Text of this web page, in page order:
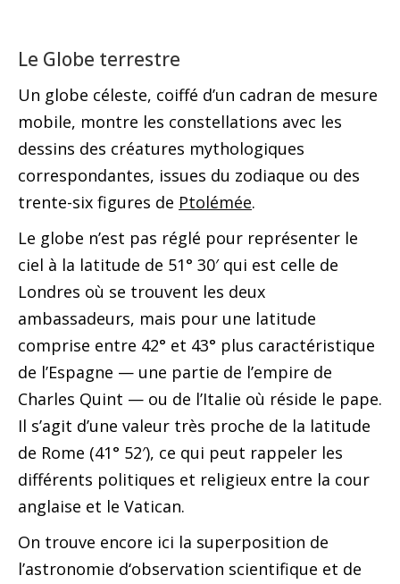
Le Globe terrestre
Un globe céleste, coiffé d’un cadran de mesure
mobile, montre les constellations avec les
dessins des créatures mythologiques
correspondantes, issues du zodiaque ou des
trente-six figures de Ptolémée.
Le globe n’est pas réglé pour représenter le
ciel à la latitude de 51° 30′ qui est celle de
Londres où se trouvent les deux
ambassadeurs, mais pour une latitude
comprise entre 42° et 43° plus caractéristique
de l’Espagne — une partie de l’empire de
Charles Quint — ou de l’Italie où réside le pape.
Il s’agit d’une valeur très proche de la latitude
de Rome (41° 52′), ce qui peut rappeler les
différents politiques et religieux entre la cour
anglaise et le Vatican.
On trouve encore ici la superposition de
l’astronomie d‘observation scientifique et de